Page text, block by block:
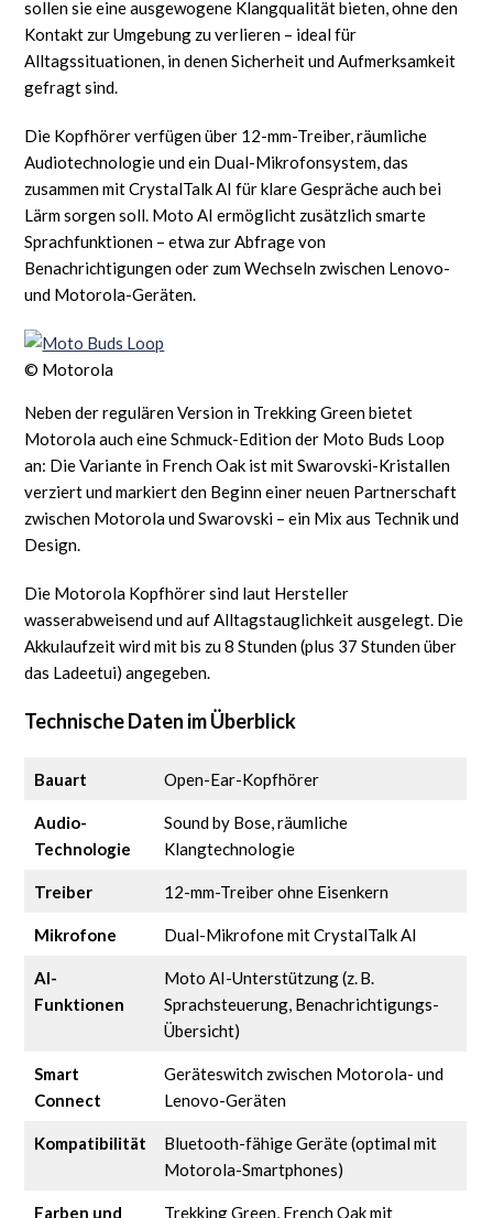
sollen sie eine ausgewogene Klangqualität bieten, ohne den
Kontakt zur Umgebung zu verlieren – ideal für
Alltagssituationen, in denen Sicherheit und Aufmerksamkeit
gefragt sind.
Die Kopfhörer verfügen über 12-mm-Treiber, räumliche
Audiotechnologie und ein Dual-Mikrofonsystem, das
zusammen mit CrystalTalk AI für klare Gespräche auch bei
Lärm sorgen soll. Moto AI ermöglicht zusätzlich smarte
Sprachfunktionen – etwa zur Abfrage von
Benachrichtigungen oder zum Wechseln zwischen Lenovo-
und Motorola-Geräten.
© Motorola
Neben der regulären Version in Trekking Green bietet
Motorola auch eine Schmuck-Edition der Moto Buds Loop
an: Die Variante in French Oak ist mit Swarovski-Kristallen
verziert und markiert den Beginn einer neuen Partnerschaft
zwischen Motorola und Swarovski – ein Mix aus Technik und
Design.
Die Motorola Kopfhörer sind laut Hersteller
wasserabweisend und auf Alltagstauglichkeit ausgelegt. Die
Akkulaufzeit wird mit bis zu 8 Stunden (plus 37 Stunden über
das Ladeetui) angegeben.
Technische Daten im Überblick
Bauart Open-Ear-Kopfhörer
Audio-
Technologie
Sound by Bose, räumliche
Klangtechnologie
Treiber 12-mm-Treiber ohne Eisenkern
Mikrofone Dual-Mikrofone mit CrystalTalk AI
AI-
Funktionen
Moto AI-Unterstützung (z. B.
Sprachsteuerung, Benachrichtigungs-
Übersicht)
Smart
Connect
Geräteswitch zwischen Motorola- und
Lenovo-Geräten
Kompatibilität
Bluetooth-fähige Geräte (optimal mit
Motorola-Smartphones)
Farben und Trekking Green, French Oak mit